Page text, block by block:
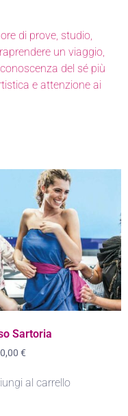
di prove, studio,
un viaggio,
del sé più
e attenzione ai
Sartoria
€
al carrello